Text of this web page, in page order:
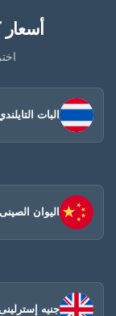
البات
اليوان الصينى​
جنيه إسترلينى